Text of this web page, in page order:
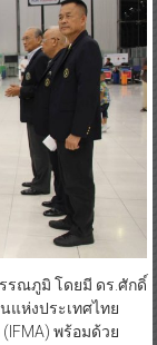
รณภูมิ โดยมี ดร.ศักดิ์
แห่งประเทศไทย
พร้อมด้วย